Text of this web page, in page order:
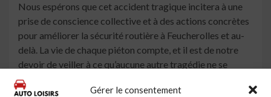
Gérer le consentement
Nous espérons que cet accident tragique incitera à une
prise de conscience collective et à des actions concrètes
pour améliorer la sécurité routière à Feucherolles et au-
delà. La vie de chaque piéton compte, et il est de notre
devoir de veiller à ce qu’aucune autre tragédie ne se
reproduise.